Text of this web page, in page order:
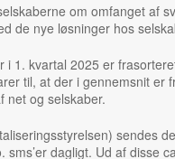
om omfanget af
de nye løsninger hos
i 1. kvartal 2025 er
til, at der i gennemsnit er
net og selskaber.
sendes
dagligt. Ud af disse